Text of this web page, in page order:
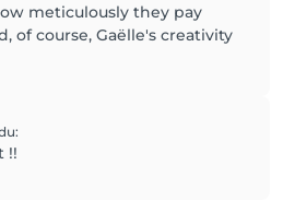
meticulously they pay
of course, Gaëlle's creativity
:
!!